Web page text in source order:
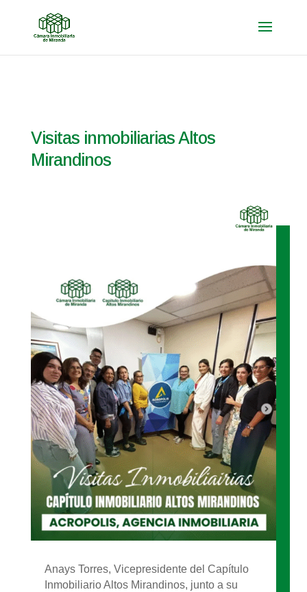
Visitas inmobiliarias Altos
Mirandinos
Anays Torres, Vicepresidente del Capítulo
Inmobiliario Altos Mirandinos, junto a su